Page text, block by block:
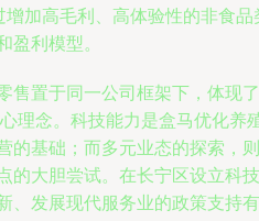
增加高毛利、高体验性的非食品
盈利模型。
售置于同一公司框架下，体现了
理念。科技能力是盒马优化养
的基础；而多元业态的探索，则
的大胆尝试。在长宁区设立科技
、发展现代服务业的政策支持有